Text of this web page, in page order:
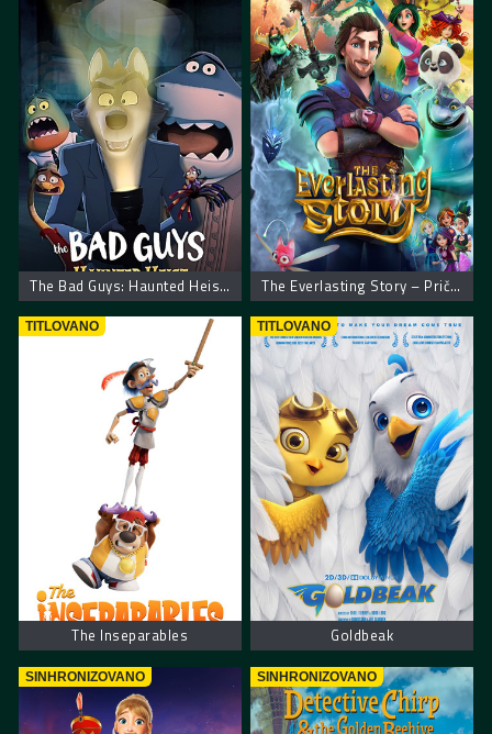
The Bad Guys: Haunted Heist – Loši momci: Ukleta pljačka The Everlasting Story – Priča o čarobnom maču
TITLOVANO
The Inseparables
TITLOVANO
Goldbeak
SINHRONIZOVANO SINHRONIZOVANO